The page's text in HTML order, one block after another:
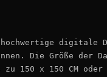
digitale
Die Größe der
150 x 150 CM oder